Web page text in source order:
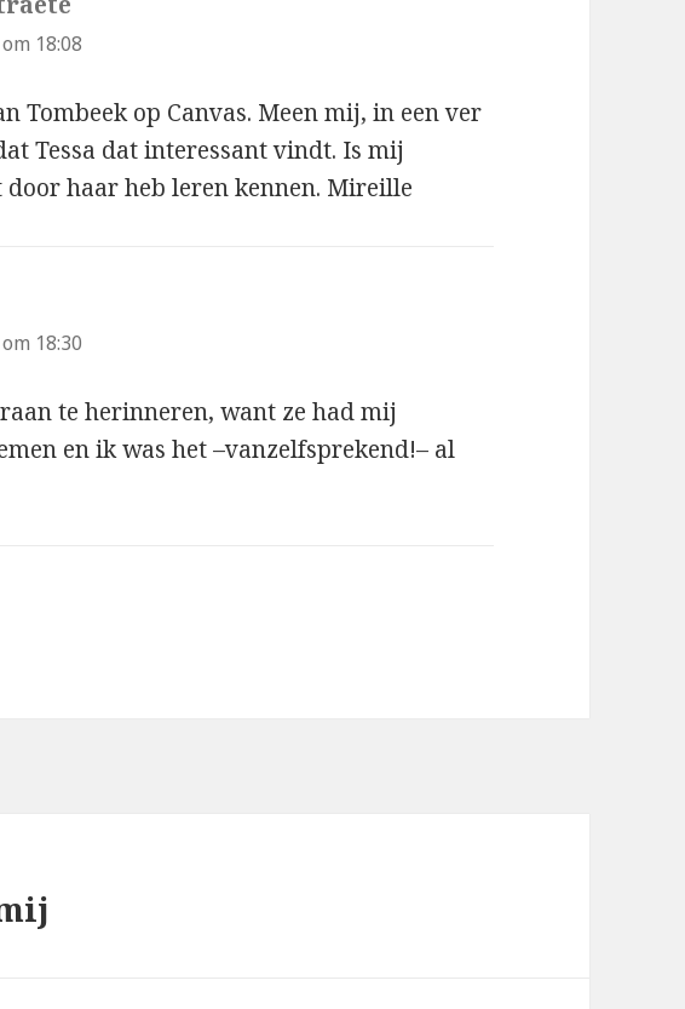
18:08
Tombeek op Canvas. Meen mij, in een ver
Tessa dat interessant vindt. Is mij
haar heb leren kennen. Mireille
18:30
te herinneren, want ze had mij
en ik was het –vanzelfsprekend!– al